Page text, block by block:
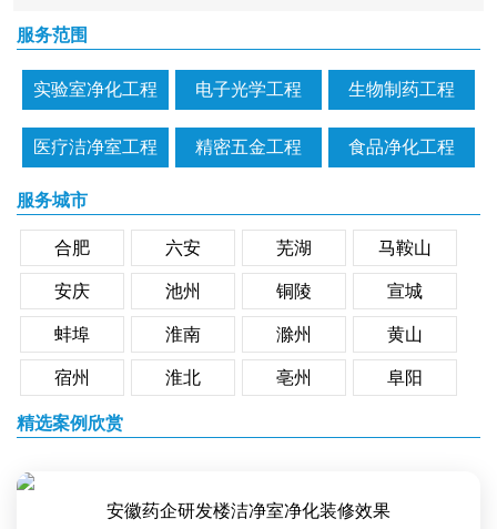
服务范围
实验室净化工程 电子光学工程 生物制药工程
医疗洁净室工程 精密五金工程 食品净化工程
服务城市
合肥 六安 芜湖 马鞍山
安庆 池州 铜陵 宣城
蚌埠 淮南 滁州 黄山
宿州 淮北 亳州 阜阳
精选案例欣赏
安徽药企研发楼洁净室净化装修效果